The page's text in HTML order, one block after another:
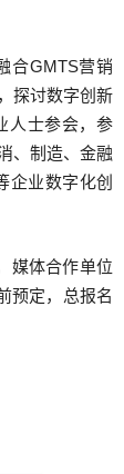
合GMTS营销
探讨数字创新
人士参会，参
、制造、金融
企业数字化创
媒体合作单位
预定，总报名